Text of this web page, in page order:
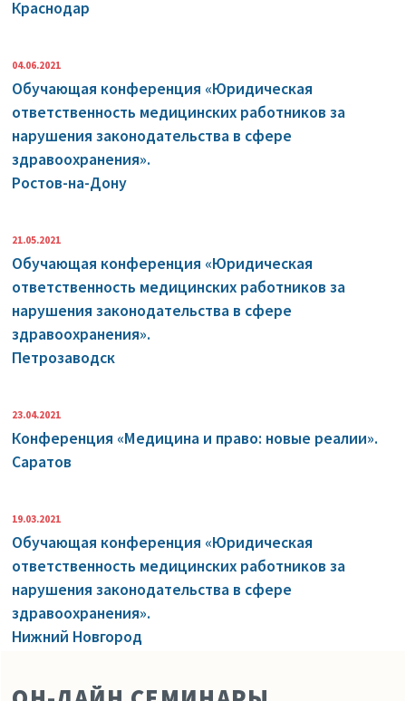
Краснодар
04.06.2021
Обучающая конференция «Юридическая
ответственность медицинских работников за
нарушения законодательства в сфере
здравоохранения».
Ростов-на-Дону
21.05.2021
Обучающая конференция «Юридическая
ответственность медицинских работников за
нарушения законодательства в сфере
здравоохранения».
Петрозаводск
23.04.2021
Конференция «Медицина и право: новые реалии».
Саратов
19.03.2021
Обучающая конференция «Юридическая
ответственность медицинских работников за
нарушения законодательства в сфере
здравоохранения».
Нижний Новгород